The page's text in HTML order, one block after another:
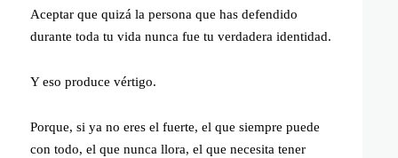
Aceptar que quizá la persona que has defendido
durante toda tu vida nunca fue tu verdadera identidad.
Y eso produce vértigo.
Porque, si ya no eres el fuerte, el que siempre puede
con todo, el que nunca llora, el que necesita tener